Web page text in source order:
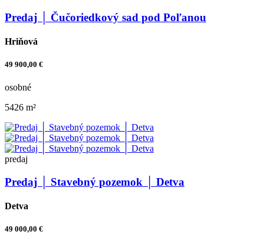
Predaj │ Čučoriedkový sad pod Poľanou
Hriňová
49 900,00 €
osobné
5426 m²
predaj
Predaj │ Stavebný pozemok │ Detva
Detva
49 000,00 €